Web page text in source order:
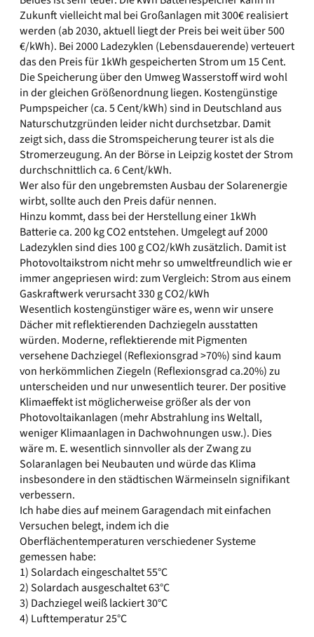
Zukunft vielleicht mal bei Großanlagen mit 300€ realisiert
werden (ab 2030, aktuell liegt der Preis bei weit über 500
€/kWh). Bei 2000 Ladezyklen (Lebensdauerende) verteuert
das den Preis für 1kWh gespeicherten Strom um 15 Cent.
Die Speicherung über den Umweg Wasserstoff wird wohl
in der gleichen Größenordnung liegen. Kostengünstige
Pumpspeicher (ca. 5 Cent/kWh) sind in Deutschland aus
Naturschutzgründen leider nicht durchsetzbar. Damit
zeigt sich, dass die Stromspeicherung teurer ist als die
Stromerzeugung. An der Börse in Leipzig kostet der Strom
durchschnittlich ca. 6 Cent/kWh.
Wer also für den ungebremsten Ausbau der Solarenergie
wirbt, sollte auch den Preis dafür nennen.
Hinzu kommt, dass bei der Herstellung einer 1kWh
Batterie ca. 200 kg CO2 entstehen. Umgelegt auf 2000
Ladezyklen sind dies 100 g CO2/kWh zusätzlich. Damit ist
Photovoltaikstrom nicht mehr so umweltfreundlich wie er
immer angepriesen wird: zum Vergleich: Strom aus einem
Gaskraftwerk verursacht 330 g CO2/kWh
Wesentlich kostengünstiger wäre es, wenn wir unsere
Dächer mit reflektierenden Dachziegeln ausstatten
würden. Moderne, reflektierende mit Pigmenten
versehene Dachziegel (Reflexionsgrad >70%) sind kaum
von herkömmlichen Ziegeln (Reflexionsgrad ca.20%) zu
unterscheiden und nur unwesentlich teurer. Der positive
Klimaeffekt ist möglicherweise größer als der von
Photovoltaikanlagen (mehr Abstrahlung ins Weltall,
weniger Klimaanlagen in Dachwohnungen usw.). Dies
wäre m. E. wesentlich sinnvoller als der Zwang zu
Solaranlagen bei Neubauten und würde das Klima
insbesondere in den städtischen Wärmeinseln signifikant
verbessern.
Ich habe dies auf meinem Garagendach mit einfachen
Versuchen belegt, indem ich die
Oberflächentemperaturen verschiedener Systeme
gemessen habe:
1) Solardach eingeschaltet 55°C
2) Solardach ausgeschaltet 63°C
3) Dachziegel weiß lackiert 30°C
4) Lufttemperatur 25°C